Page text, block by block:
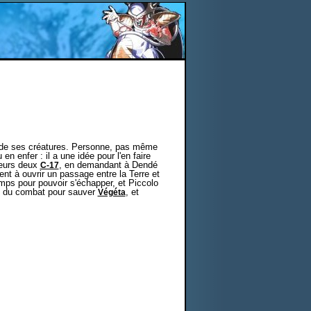
ses créatures. Personne, pas même
enfer : il a une idée pour l'en faire
deux C-17, en demandant à Dendé
à ouvrir un passage entre la Terre et
pour pouvoir s'échapper, et Piccolo
combat pour sauver Végéta, et